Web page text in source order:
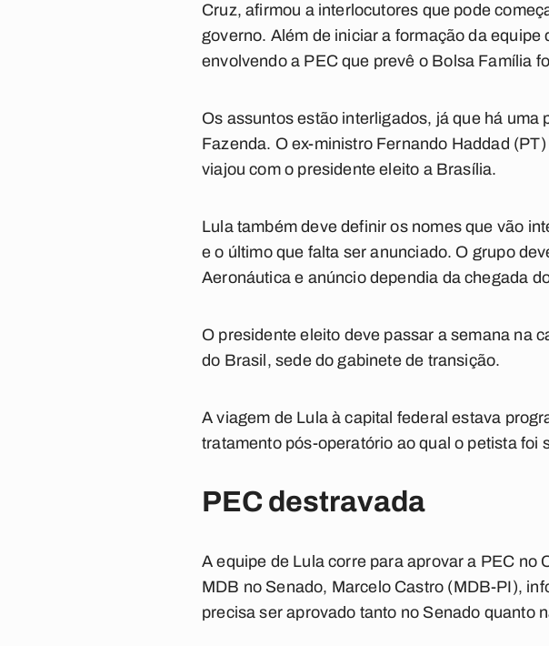
Cruz, afirmou a interlocutores que pode
governo. Além de iniciar a formação da
envolvendo a PEC que prevê o Bolsa Família
Os assuntos estão interligados, já que há
Fazenda. O ex-ministro Fernando Haddad
viajou com o presidente eleito a Brasília.
Lula também deve definir os nomes que vão
e o último que falta ser anunciado. O grupo
Aeronáutica e anúncio dependia da chegada
O presidente eleito deve passar a semana na
do Brasil, sede do gabinete de transição.
A viagem de Lula à capital federal estava
tratamento pós-operatório ao qual o petista foi
PEC destravada
A equipe de Lula corre para aprovar a PEC
MDB no Senado, Marcelo Castro (MDB-PI),
precisa ser aprovado tanto no Senado quanto